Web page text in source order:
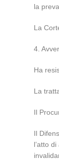
la
La
4.
Ha
La
Il
Il
l’atto